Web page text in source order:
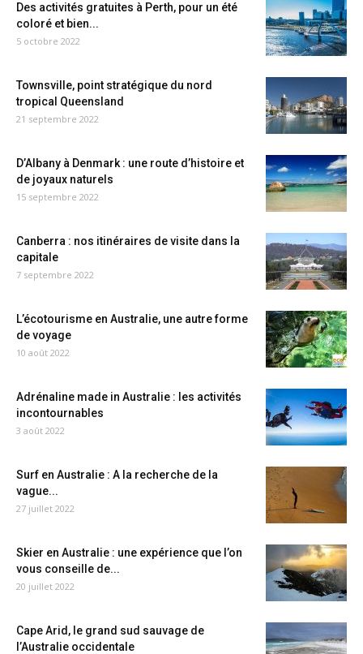
Des activités gratuites à Perth, pour un été
coloré et bien...
5 octobre 2022
Townsville, point stratégique du nord
tropical Queensland
21 septembre 2022
D’Albany à Denmark : une route d’histoire et
de joyaux naturels
15 septembre 2022
Canberra : nos itinéraires de visite dans la
capitale
7 septembre 2022
L’écotourisme en Australie, une autre forme
de voyage
10 août 2022
Adrénaline made in Australie : les activités
incontournables
3 août 2022
Surf en Australie : A la recherche de la
vague...
27 juillet 2022
Skier en Australie : une expérience que l’on
vous conseille de...
20 juillet 2022
Cape Arid, le grand sud sauvage de
l’Australie occidentale